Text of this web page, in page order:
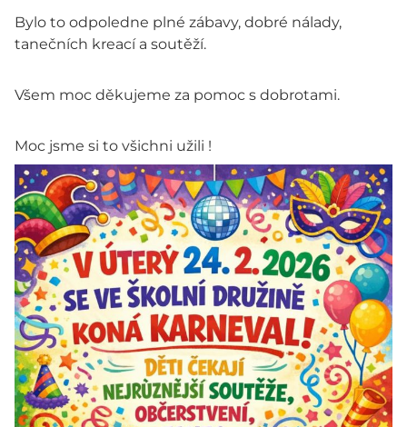
Bylo to odpoledne plné zábavy, dobré nálady,
tanečních kreací a soutěží.
Všem moc děkujeme za pomoc s dobrotami.
Moc jsme si to všichni užili !